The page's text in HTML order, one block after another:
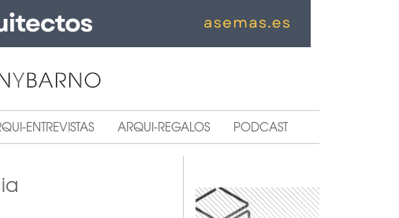
ENTREVISTAS ARQUI-REGALOS PODCAST